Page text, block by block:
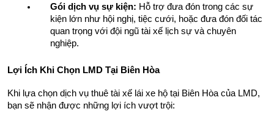
Gói dịch vụ sự kiện: Hỗ trợ đưa đón trong các sự
kiện lớn như hội nghị, tiệc cưới, hoặc đưa đón đối tác
quan trọng với đội ngũ tài xế lịch sự và chuyên
nghiệp.
Lợi Ích Khi Chọn LMD Tại Biên Hòa
Khi lựa chọn dịch vụ thuê tài xế lái xe hộ tại Biên Hòa của LMD,
bạn sẽ nhận được những lợi ích vượt trội: